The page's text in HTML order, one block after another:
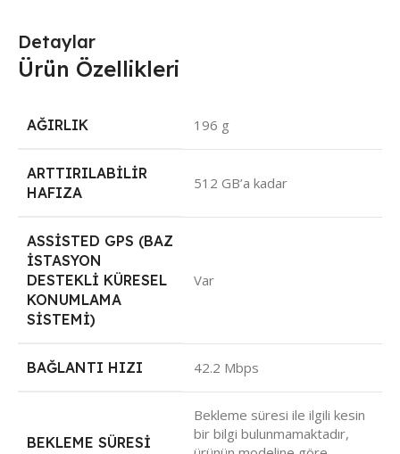
Detaylar
Ürün Özellikleri
AĞIRLIK 196 g
ARTTIRILABILIR
HAFIZA
512 GB’a kadar
ASSISTED GPS (BAZ
İSTASYON
DESTEKLI KÜRESEL
KONUMLAMA
SISTEMI)
Var
BAĞLANTI HIZI 42.2 Mbps
BEKLEME SÜRESI
Bekleme süresi ile ilgili kesin
bir bilgi bulunmamaktadır,